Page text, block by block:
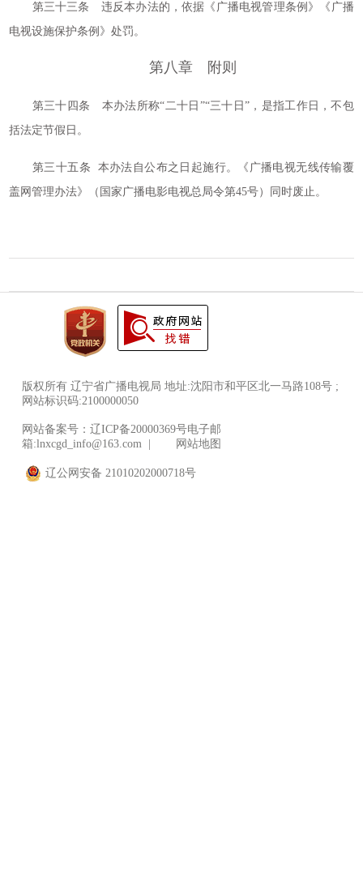
第三十三条 违反本办法的，依据《广播电视管理条例》《广播
电视设施保护条例》处罚。
第八章 附则
第三十四条 本办法所称“二十日”“三十日”，是指工作日，不包
括法定节假日。
第三十五条 本办法自公布之日起施行。《广播电视无线传输覆
盖网管理办法》（国家广播电影电视总局令第45号）同时废止。
版权所有 辽宁省广播电视局 地址:沈阳市和平区北一马路108号 ;
网站标识码:2100000050
网站备案号：辽ICP备20000369号电子邮
箱:lnxcgd_info@163.com |
网站地图
辽公网安备 21010202000718号